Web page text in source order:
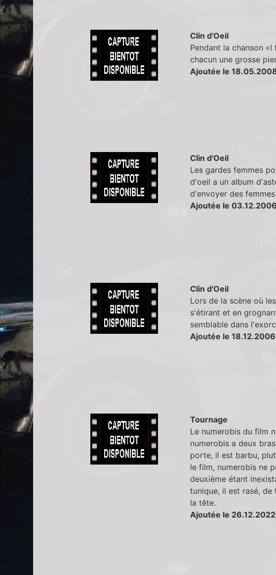
Clin d'Oeil
Pendant la chanson
chacun une grosse
Ajoutée le
Clin d'Oeil
Les gardes femmes
d'oeil a un album
d'envoyer des
Ajoutée le 03.12.2006
Clin d'Oeil
Lors de la scène où
s'étirant et en
semblable dans
Ajoutée le 18.12.2006
Tournage
Le numerobis du film
numerobis a deux
porte, il est barbu,
le film, numerobis ne
deuxième étant
tunique, il est rasé,
la tête.
Ajoutée le 26.12.2022